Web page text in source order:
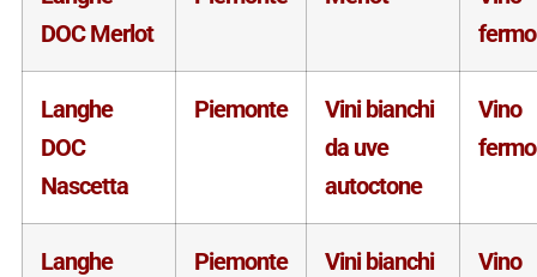
DOC Merlot
fermo
Langhe
DOC
Nascetta
Piemonte
Vini bianchi
da uve
autoctone
Vino
fermo
Langhe
Piemonte
Vini bianchi
Vino